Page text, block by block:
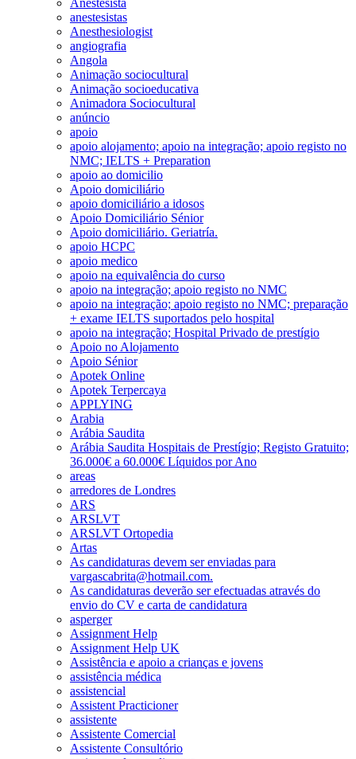
anestesistas
Anesthesiologist
angiografia
Angola
Animação sociocultural
Animação socioeducativa
Animadora Sociocultural
anúncio
apoio
apoio alojamento; apoio na integração; apoio registo no
NMC; IELTS + Preparation
apoio ao domicilio
Apoio domiciliário
apoio domiciliário a idosos
Apoio Domiciliário Sénior
Apoio domiciliário. Geriatría.
apoio HCPC
apoio medico
apoio na equivalência do curso
apoio na integração; apoio registo no NMC
apoio na integração; apoio registo no NMC; preparação
+ exame IELTS suportados pelo hospital
apoio na integração; Hospital Privado de prestígio
Apoio no Alojamento
Apoio Sénior
Apotek Online
Apotek Terpercaya
APPLYING
Arabia
Arábia Saudita
Arábia Saudita Hospitais de Prestígio; Registo Gratuito;
36.000€ a 60.000€ Líquidos por Ano
areas
arredores de Londres
ARS
ARSLVT
ARSLVT Ortopedia
Artas
As candidaturas devem ser enviadas para
vargascabrita@hotmail.com.
As candidaturas deverão ser efectuadas através do
envio do CV e carta de candidatura
asperger
Assignment Help
Assignment Help UK
Assistência e apoio a crianças e jovens
assistência médica
assistencial
Assistent Practicioner
assistente
Assistente Comercial
Assistente Consultório